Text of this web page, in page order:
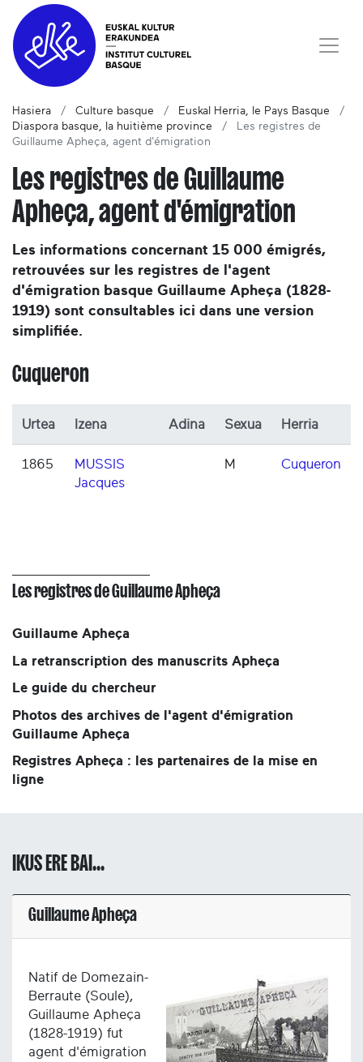
Hasiera Culture basque
Euskal Herria, le Pays Basque
Diaspora basque, la huitième province
Les registres de
Guillaume Apheça, agent d'émigration
Les registres de Guillaume
Apheça, agent d'émigration
Les informations concernant 15 000 émigrés,
retrouvées sur les registres de l'agent
d'émigration basque Guillaume Apheça (1828-
1919) sont consultables ici dans une version
simplifiée.
Cuqueron
Urtea Izena Adina Sexua Herria
1865
MUSSIS
Jacques
M Cuqueron
Les registres de Guillaume Apheça
Guillaume Apheça
La retranscription des manuscrits Apheça
Le guide du chercheur
Photos des archives de l'agent d'émigration
Guillaume Apheça
Registres Apheça : les partenaires de la mise en
ligne
IKUS ERE BAI...
Guillaume Apheça
Natif de Domezain-
Berraute (Soule),
Guillaume Apheça
(1828-1919) fut
agent d'émigration